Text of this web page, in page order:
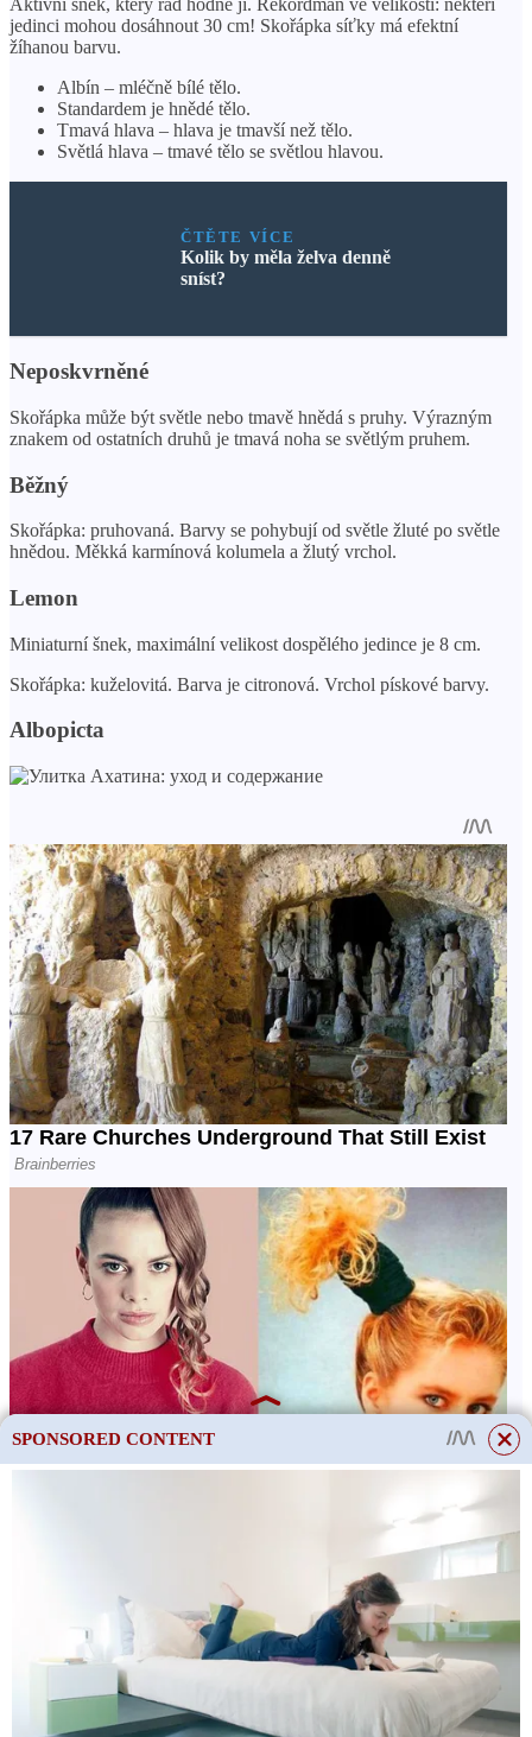
Aktivní šnek, který rád hodně jí. Rekordman ve velikosti: někteří
jedinci mohou dosáhnout 30 cm! Skořápka síťky má efektní
žíhanou barvu.
Albín – mléčně bílé tělo.
Standardem je hnědé tělo.
Tmavá hlava – hlava je tmavší než tělo.
Světlá hlava – tmavé tělo se světlou hlavou.
ČTĚTE VÍCE
Kolik by měla želva denně
sníst?
Neposkvrněné
Skořápka může být světle nebo tmavě hnědá s pruhy. Výrazným
znakem od ostatních druhů je tmavá noha se světlým pruhem.
Běžný
Skořápka: pruhovaná. Barvy se pohybují od světle žluté po světle
hnědou. Měkká karmínová kolumela a žlutý vrchol.
Lemon
Miniaturní šnek, maximální velikost dospělého jedince je 8 cm.
Skořápka: kuželovitá. Barva je citronová. Vrchol pískové barvy.
Albopicta
SPONSORED CONTENT